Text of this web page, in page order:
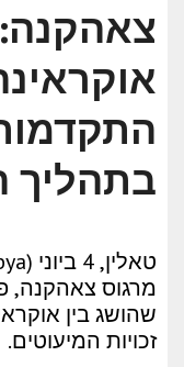
בתהליך
מרגוס צאהקנה,
שהושג בין
זכויות המיעוטים.